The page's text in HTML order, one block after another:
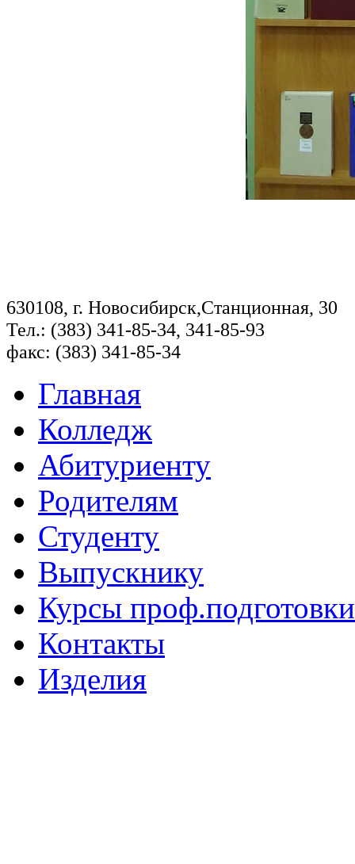
630108, г. Новосибирск,Станционная, 30
Тел.: (383) 341-85-34, 341-85-93
факс: (383) 341-85-34
Главная
Колледж
Абитуриенту
Родителям
Студенту
Выпускнику
Курсы проф.подготовки
Контакты
Изделия